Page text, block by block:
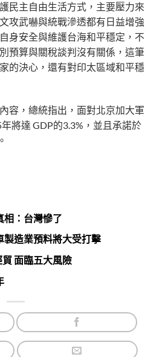
民主自由生活方式，主要壓力來
攻武嚇與統戰滲透都有日益增強
身安全與維護台海和平穩定，不
預算與關稅談判沒有關係，這筆
的決心，還有對印太區域和平穩
容，總統指出，面對北京加大軍
將達 GDP的3.3%，並且承諾於
相：台灣慘了
製造業預料將大受打擊
面臨五大風險